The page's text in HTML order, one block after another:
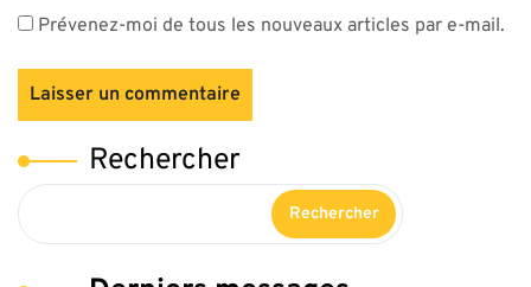
Prévenez-moi de tous les nouveaux articles par e-mail.
Rechercher
Rechercher